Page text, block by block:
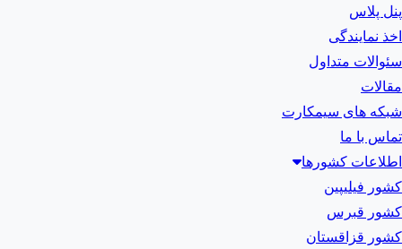
پنل پلاس
اخذ نمایندگی
سئوالات متداول
مقالات
شبکه های سیمکارت
تماس با ما
اطلاعات کشورها
کشور فیلیپین
کشور قبرس
کشور قزاقستان